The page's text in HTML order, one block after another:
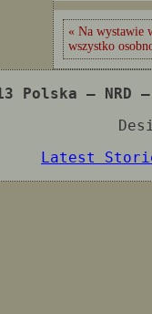
« Na wystawie
wszystko
Polska –
Latest